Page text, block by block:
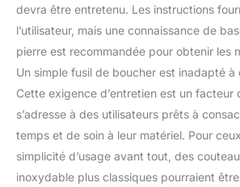
devra être entretenu. Les instructions
l’utilisateur, mais une connaissance de
pierre est recommandée pour obtenir les
Un simple fusil de boucher est inadapté à
Cette exigence d’entretien est un facteur
s’adresse à des utilisateurs prêts à
temps et de soin à leur matériel. Pour
simplicité d’usage avant tout, des
inoxydable plus classiques pourraient